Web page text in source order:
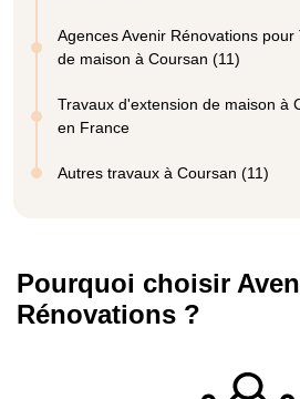
Agences Avenir Rénovations
de maison à Coursan (11)
Travaux d'extension de maison à
en France
Autres travaux à Coursan (11)
Pourquoi choisir
Rénovations ?